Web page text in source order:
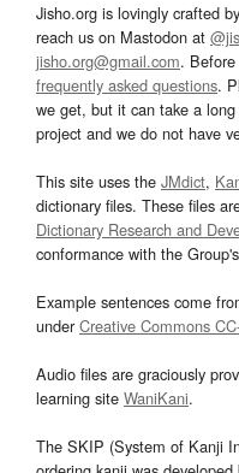
Jisho.org is lovingly crafted by
reach us on Mastodon at
jisho.org@gmail.com.
frequently asked questions.
we get, but it can take a
project and we do not have
This site uses the JMdict,
dictionary files. These files
Dictionary Research and
conformance with the Group's
Example sentences come
underCreative Commons
Audio files are graciously
learning site WaniKani.
The SKIP (System of Kanji